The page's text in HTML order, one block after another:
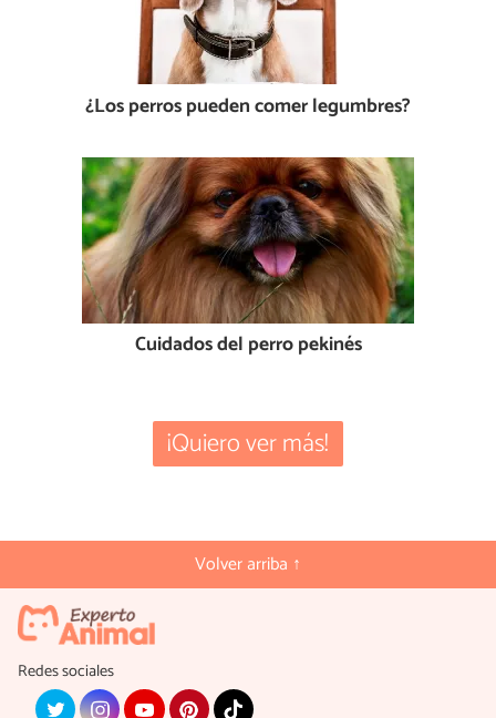
¿Los perros pueden comer legumbres?
Cuidados del perro pekinés
¡Quiero ver más!
Volver arriba ↑
Redes sociales